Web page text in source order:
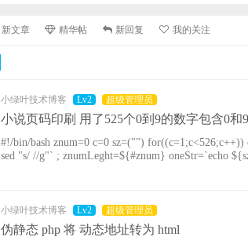
新文章 精华帖 新回复 我的关注
小绿叶技术博客 Lv2 超级管理员
小说页码印刷 用了525个0到9的数字包含0
#!/bin/bash znum=0 c=0 sz=("") for((c=1;c<526;c++)) do sz+=("$c") # 数组元素的追加增加 znum=`echo ${sz[*]}|
sed "s/ //g"` ; znumLeght=${#znum} oneStr=`echo ${sz[$c]} | grep 1` ; oneStrLeght=${#oneStr} if [ $oneStrLeght -
小绿叶技术博客 Lv2 超级管理员
伪静态 php 将 动态地址转为 html